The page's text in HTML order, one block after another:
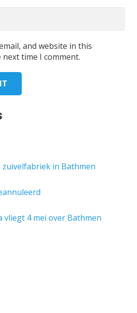
and website in this
time I comment.
zuivelfabriek in Bathmen
vliegt 4 mei over Bathmen